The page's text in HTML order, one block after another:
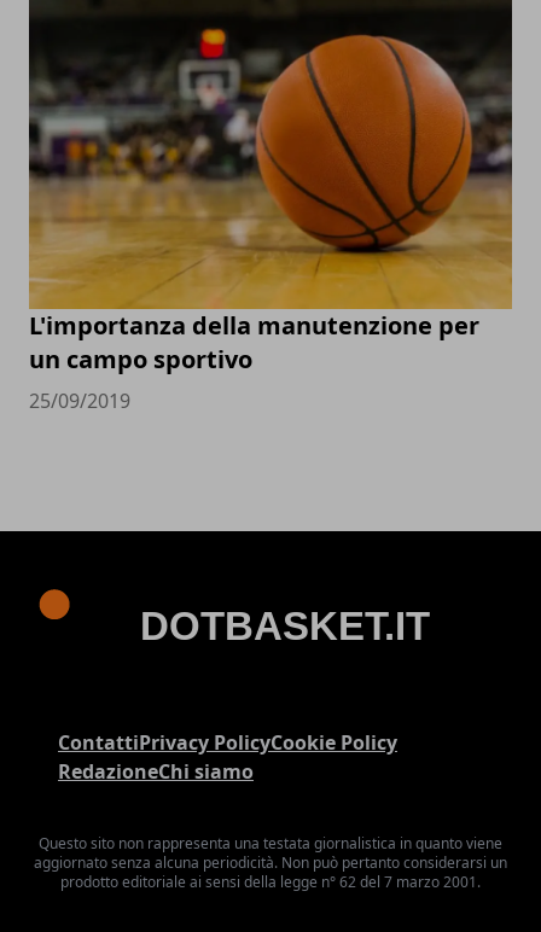
L'importanza della manutenzione per
un campo sportivo
25/09/2019
ContattiPrivacy PolicyCookie Policy
RedazioneChi siamo
Questo sito non rappresenta una testata giornalistica in quanto viene
aggiornato senza alcuna periodicità. Non può pertanto considerarsi un
prodotto editoriale ai sensi della legge n° 62 del 7 marzo 2001.